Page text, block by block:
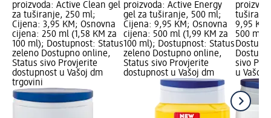
proizvoda: Active Clean gel
za tuširanje, 250 ml;
Cijena: 3,95 KM; Osnovna
cijena: 250 ml (1,58 KM za
100 ml); Dostupnost: Status
zeleno Dostupno online,
Status sivo Provjerite
dostupnost u Vašoj dm
trgovini
proizvoda: Active Energy
gel za tuširanje, 500 ml;
Cijena: 9,95 KM; Osnovna
cijena: 500 ml (1,99 KM za
100 ml); Dostupnost: Status
zeleno Dostupno online,
Status sivo Provjerite
dostupnost u Vašoj dm
9,95
500 ml
sivo
u Vašoj